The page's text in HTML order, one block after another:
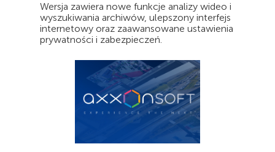
Wersja zawiera nowe funkcje analizy wideo i
wyszukiwania archiwów, ulepszony interfejs
internetowy oraz zaawansowane ustawienia
prywatności i zabezpieczeń.